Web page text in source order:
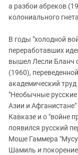
а разбои абреков
колониального
В годы "холодной
переработавших
вышел Лесли Бланч
(1960),
академический
"Необычные русские
Азии и Афганистане"
Кавказе и о "войне
появился русский
Моше Гаммера
Шамиль и